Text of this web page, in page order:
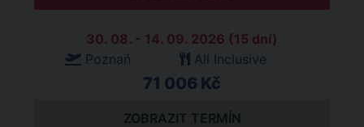
30. 08. - 14. 09. 2026 (15 dní)
Poznań
All Inclusive
71 006 Kč
ZOBRAZIT TERMÍN